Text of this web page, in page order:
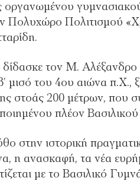
οργανωμένου
Πολυχώρο Πολιτισμού
τον Μ. Αλέξανδρο
μισό του 4ου αιώνα π.Χ.,
στοάς 200 μέτρων, που
πλέον
στην ιστορική
η ανασκαφή, τα νέα
με το Βασιλικό